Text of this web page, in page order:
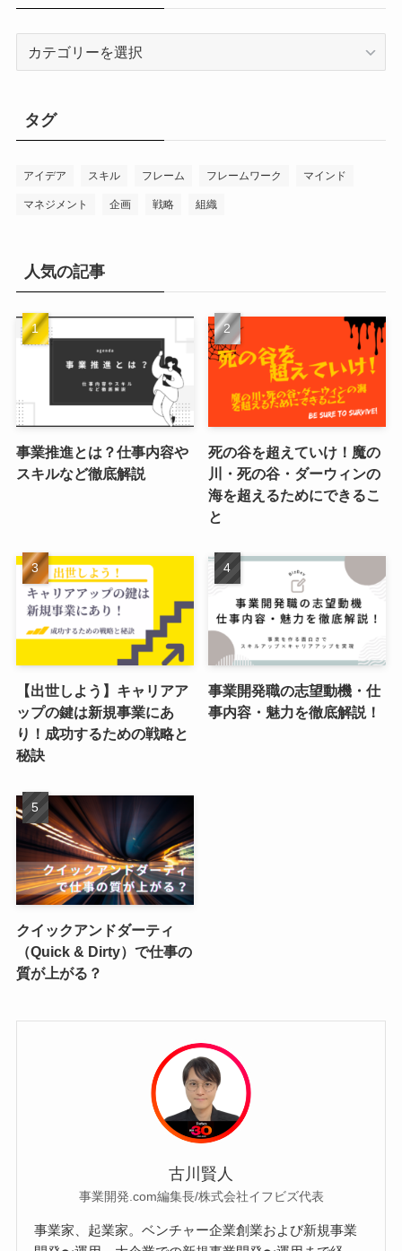
ー
タグ
アイデア スキル フレーム フレームワーク マインド
マネジメント 企画 戦略 組織
人気の記事
事業推進とは？仕事内容や
スキルなど徹底解説
死の谷を超えていけ！魔の
川・死の谷・ダーウィンの
海を超えるためにできるこ
と
【出世しよう】キャリアア
ップの鍵は新規事業にあ
り！成功するための戦略と
秘訣
事業開発職の志望動機・仕
事内容・魅力を徹底解説！
クイックアンドダーティ
（Quick & Dirty）で仕事の
質が上がる？
古川賢人
事業開発.com編集長/株式会社イフビズ代表
事業家、起業家。ベンチャー企業創業および新規事業